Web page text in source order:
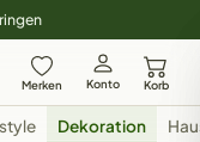
Merken Konto Korb
Dekoration